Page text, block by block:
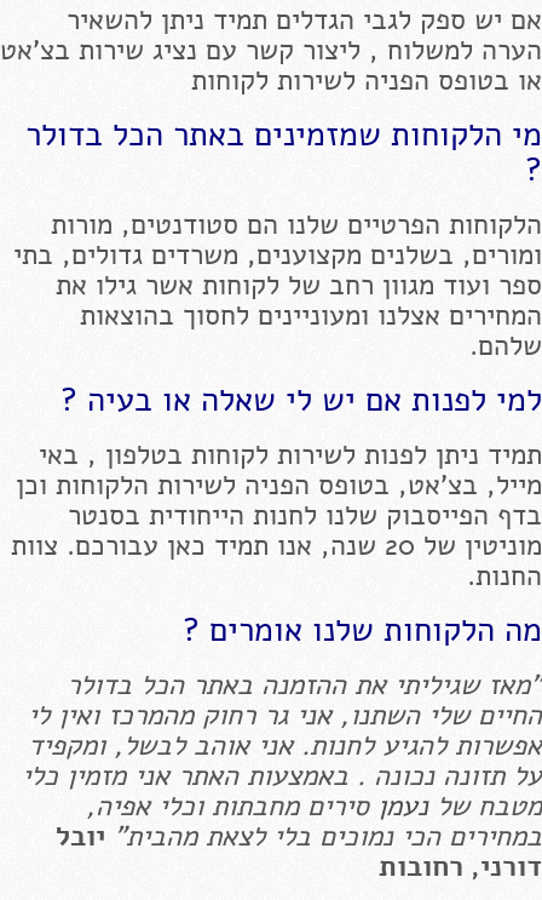
אם יש ספק לגבי הגדלים תמיד ניתן להשאיר
הערה למשלוח , ליצור קשר עם נציג שירות בצ'אט
או בטופס הפניה לשירות לקוחות
מי הלקוחות שמזמינים באתר הכל בדולר
?
הלקוחות הפרטיים שלנו הם סטודנטים, מורות
ומורים, בשלנים מקצוענים, משרדים גדולים, בתי
ספר ועוד מגוון רחב של לקוחות אשר גילו את
המחירים אצלנו ומעוניינים לחסוך בהוצאות
שלהם.
למי לפנות אם יש לי שאלה או בעיה ?
תמיד ניתן לפנות לשירות לקוחות בטלפון , באי
מייל, בצ'אט, בטופס הפניה לשירות הלקוחות וכן
בדף הפייסבוק שלנו לחנות הייחודית בסנטר
מוניטין של 20 שנה, אנו תמיד כאן עבורכם. צוות
החנות.
מה הלקוחות שלנו אומרים ?
"מאז שגיליתי את ההזמנה באתר הכל בדולר
החיים שלי השתנו, אני גר רחוק מהמרכז ואין לי
אפשרות להגיע לחנות. אני אוהב לבשל, ומקפיד
על תזונה נכונה . באמצעות האתר אני מזמין כלי
מטבח שלנעמןסירים מחבתות וכלי אפיה,
במחירים הכי נמוכים בלי לצאת מהבית" יובל
דורני, רחובות